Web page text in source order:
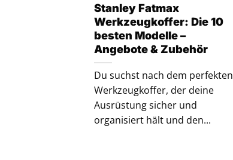
Stanley Fatmax
Werkzeugkoffer: Die 10
besten Modelle –
Angebote & Zubehör
Du suchst nach dem perfekten
Werkzeugkoffer, der deine
Ausrüstung sicher und
organisiert hält und den...